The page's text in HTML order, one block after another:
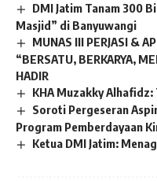
DMI Jatim Tanam 300
Masjid” di Banyuwangi
MUNAS III PERJASI &
“BERSATU, BERKARYA,
HADIR
KHA Muzakky
Soroti Pergeseran
Program Pemberdayaan
Ketua DMI Jatim: